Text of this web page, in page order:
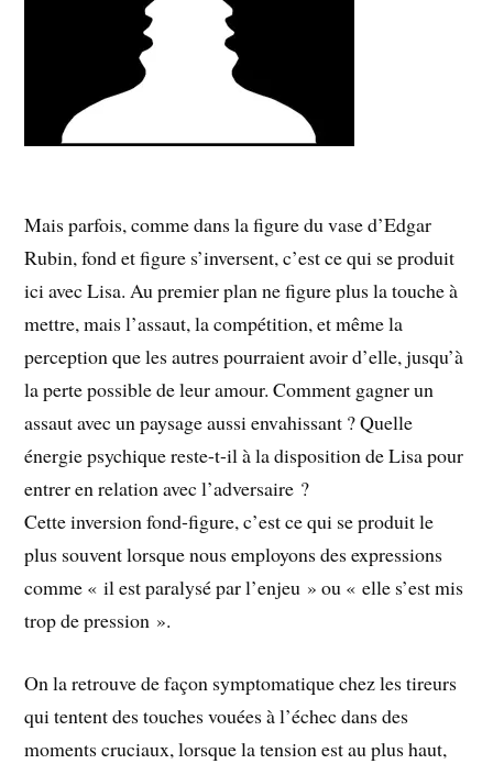
Mais parfois, comme dans la figure du vase d’Edgar
Rubin, fond et figure s’inversent, c’est ce qui se produit
ici avec Lisa. Au premier plan ne figure plus la touche à
mettre, mais l’assaut, la compétition, et même la
perception que les autres pourraient avoir d’elle, jusqu’à
la perte possible de leur amour. Comment gagner un
assaut avec un paysage aussi envahissant ? Quelle
énergie psychique reste-t-il à la disposition de Lisa pour
entrer en relation avec l’adversaire ?
Cette inversion fond-figure, c’est ce qui se produit le
plus souvent lorsque nous employons des expressions
comme « il est paralysé par l’enjeu » ou « elle s’est mis
trop de pression ».
On la retrouve de façon symptomatique chez les tireurs
qui tentent des touches vouées à l’échec dans des
moments cruciaux, lorsque la tension est au plus haut,